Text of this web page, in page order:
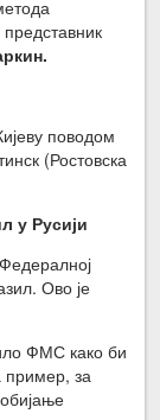
поводом
(Ростовска
у Русији
Ово је
ФМС како би
пример, за